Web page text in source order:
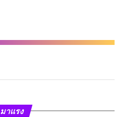
มาแรง